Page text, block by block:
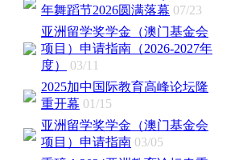
年舞蹈节2026圆满落幕 07/23
亚洲留学奖学金（澳门基金会
项目）申请指南（2026-2027年
度）
03/11
2025加中国际教育高峰论坛隆
重开幕 01/15
亚洲留学奖学金（澳门基金会
项目）申请指南 03/05